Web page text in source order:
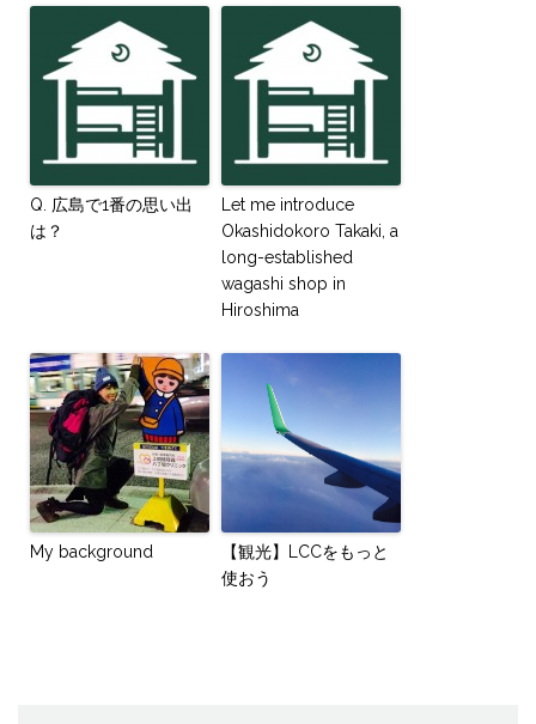
Q. 広島で1番の思い出
は？
Let me introduce
Okashidokoro Takaki, a
long-established
wagashi shop in
Hiroshima
My background
【観光】LCCをもっと
使おう